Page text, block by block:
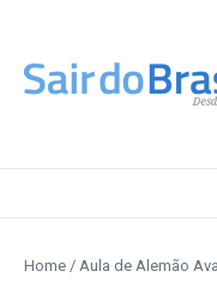
Home / Aula de Alemão